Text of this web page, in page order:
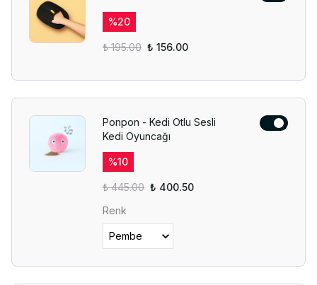
%20
₺ 195.00 ₺ 156.00
Ponpon - Kedi Otlu Sesli
Kedi Oyuncağı
%10
₺ 445.00 ₺ 400.50
Renk